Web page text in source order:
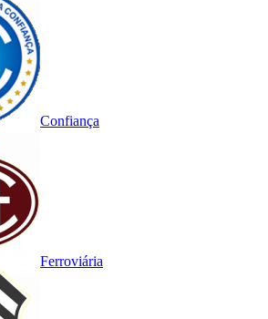
Confiança
Ferroviária